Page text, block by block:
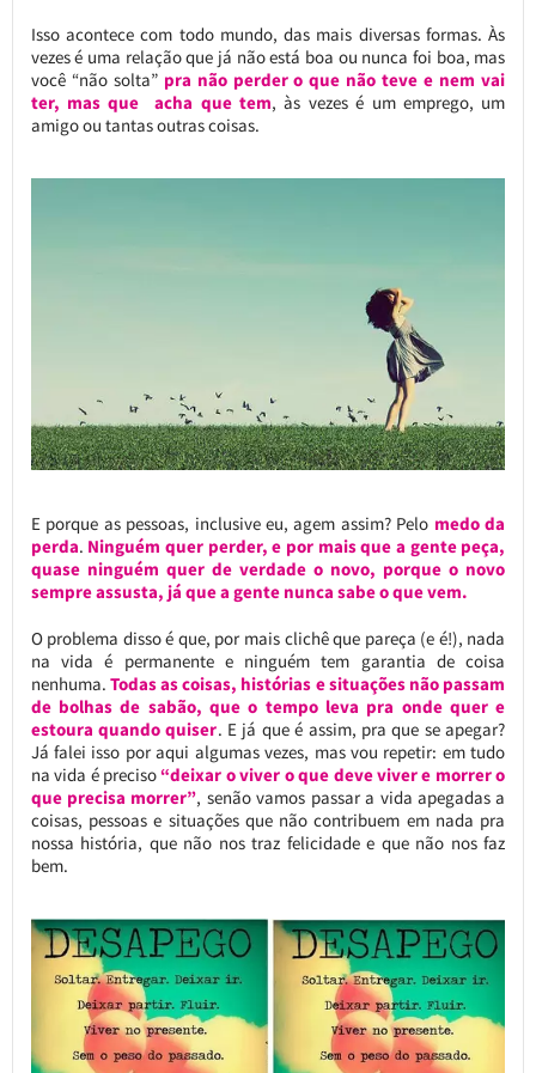
Isso acontece com todo mundo, das mais diversas formas. Às
vezes é uma relação que já não está boa ou nunca foi boa, mas
você “não solta”pra não perder o que não teve e nem vai
ter, mas que acha que tem, às vezes é um emprego, um
amigo ou tantas outras coisas.
E porque as pessoas, inclusive eu, agem assim? Pelo medo da
perda. Ninguém quer perder, e por mais que a gente peça,
quase ninguém quer de verdade o novo, porque o novo
sempre assusta, já que a gente nunca sabe o que vem.
O problema disso é que, por mais clichê que pareça (e é!), nada
na vida é permanente e ninguém tem garantia de coisa
nenhuma. Todas as coisas, histórias e situações não passam
de bolhas de sabão, que o tempo leva pra onde quer e
estoura quando quiser. E já que é assim, pra que se apegar?
Já falei isso por aqui algumas vezes, mas vou repetir: em tudo
na vida é preciso“deixar o viver o que deve viver e morrer o
que precisa morrer”, senão vamos passar a vida apegadas a
coisas, pessoas e situações que não contribuem em nada pra
nossa história, que não nos traz felicidade e que não nos faz
bem.